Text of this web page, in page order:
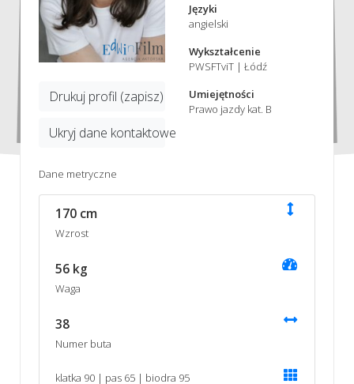
Drukuj profil (zapisz)
Ukryj dane kontaktowe
Języki
angielski
Wykształcenie
PWSFTviT | Łódź
Umiejętności
Prawo jazdy kat. B
Dane metryczne
170 cm
Wzrost
56 kg
Waga
38
Numer buta
klatka 90 | pas 65 | biodra 95